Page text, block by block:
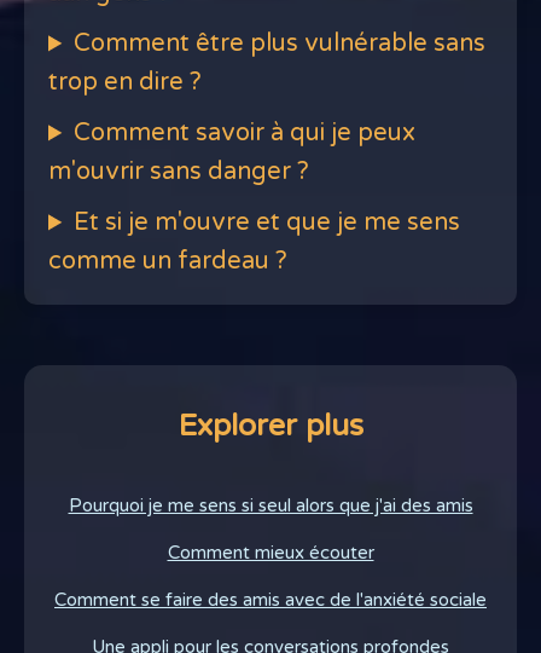
Comment être plus vulnérable sans
trop en dire ?
Comment savoir à qui je peux
m'ouvrir sans danger ?
Et si je m'ouvre et que je me sens
comme un fardeau ?
Explorer plus
Pourquoi je me sens si seul alors que j'ai des amis
Comment mieux écouter
Comment se faire des amis avec de l'anxiété sociale
Une appli pour les conversations profondes